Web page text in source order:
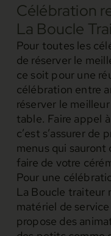
Célébration
La Boucle
Pour toutes les
de réserver le
ce soit pour une
célébration entre
réserver le
table. Faire appel
c’est s’assurer
menus qui
faire de votre
Pour une
La Boucle traiteur
matériel de
propose des